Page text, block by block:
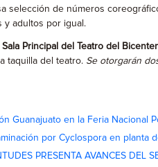
selección de números
y adultos por igual.
Sala Principal del Teatro del
taquilla del teatro. Se otorgarán
Guanajuato en la Feria Nacional
por Cyclospora en planta
PRESENTA AVANCES DEL